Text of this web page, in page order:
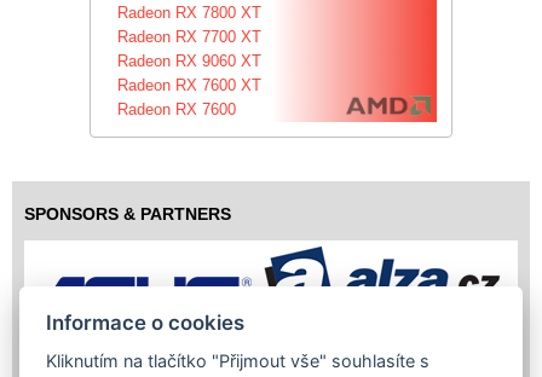
Radeon RX 7800 XT
Radeon RX 7700 XT
Radeon RX 9060 XT
Radeon RX 7600 XT
Radeon RX 7600
SPONSORS & PARTNERS
Informace o cookies
Kliknutím na tlačítko "Přijmout vše" souhlasíte s